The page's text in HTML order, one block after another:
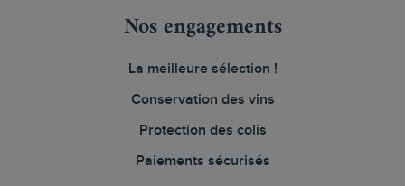
Nos engagements
La meilleure sélection !
Conservation des vins
Protection des colis
Paiements sécurisés